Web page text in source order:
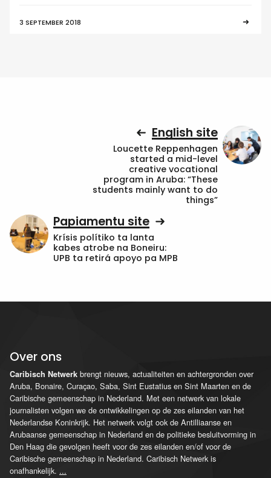
3 SEPTEMBER 2018
English site
Loucette Reppenhagen
started a mid-level
creative vocational
program in Aruba: “These
students mainly want to do
things”
Papiamentu site
Krísis polítiko ta lanta
kabes atrobe na Boneiru:
UPB ta retirá apoyo pa MPB
Over ons
Caribisch Netwerk brengt nieuws, actualiteiten en achtergronden over
Aruba, Bonaire, Curaçao, Saba, Sint Eustatius en Sint Maarten en de
Caribische gemeenschap in Nederland. Met een netwerk van lokale
journalisten volgen we de ontwikkelingen op de zes eilanden van het
Nederlandse Koninkrijk. Het netwerk volgt ook de Antilliaanse en
Arubaanse gemeenschap in Nederland en de politieke besluitvorming in
Den Haag die gevolgen heeft voor de zes eilanden en/of voor de
Caribische gemeenschap in Nederland. Caribisch Netwerk is
onafhankelijk. ...